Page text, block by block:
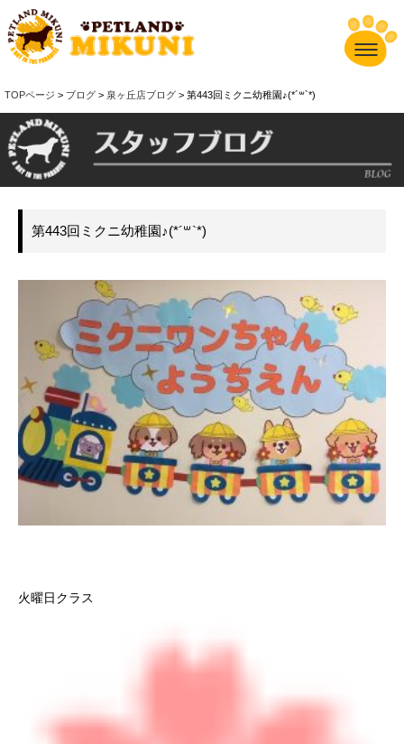
TOPページ > ブログ > 泉ヶ丘店ブログ > 第443回ミクニ幼稚園♪(*´꒳`*)
第443回ミクニ幼稚園♪(*´꒳`*)
火曜日クラス